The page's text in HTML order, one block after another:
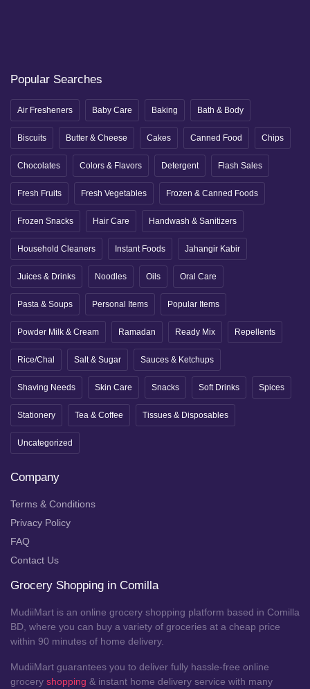
Popular Searches
Air Fresheners Baby Care Baking Bath & Body
Biscuits Butter & Cheese Cakes Canned Food Chips
Chocolates Colors & Flavors Detergent Flash Sales
Fresh Fruits Fresh Vegetables Frozen & Canned Foods
Frozen Snacks Hair Care Handwash & Sanitizers
Household Cleaners Instant Foods Jahangir Kabir
Juices & Drinks Noodles Oils Oral Care
Pasta & Soups Personal Items Popular Items
Powder Milk & Cream Ramadan Ready Mix Repellents
Rice/Chal Salt & Sugar Sauces & Ketchups
Shaving Needs Skin Care Snacks Soft Drinks Spices
Stationery Tea & Coffee Tissues & Disposables
Uncategorized
Company
Terms & Conditions
Privacy Policy
FAQ
Contact Us
Grocery Shopping in Comilla
MudiiMart is an online grocery shopping platform based in Comilla
BD, where you can buy a variety of groceries at a cheap price
within 90 minutes of home delivery.
MudiiMart guarantees you to deliver fully hassle-free online
grocery shopping & instant home delivery service with many